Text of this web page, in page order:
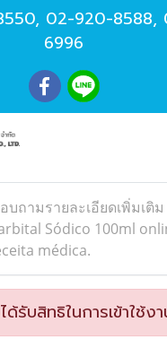
, 02-920-8588,
6996
บถามรายละเอียดเพิ่มเติม
Sódico 100ml
médica.
รับสิทธิในการเข้าใช้ง